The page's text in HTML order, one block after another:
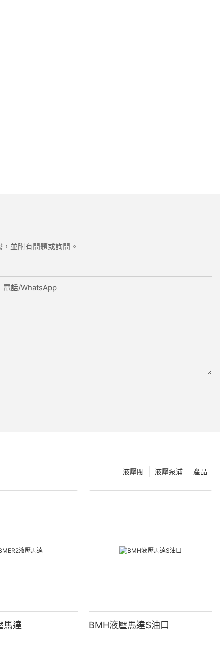
並附有問題或詢問。
電話/WhatsApp
產品
液壓泵浦
液壓閥
馬達 BMH液壓馬達S油口